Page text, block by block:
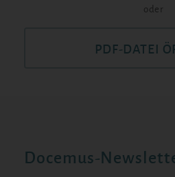
oder
PDF-DATEI
Docemus-